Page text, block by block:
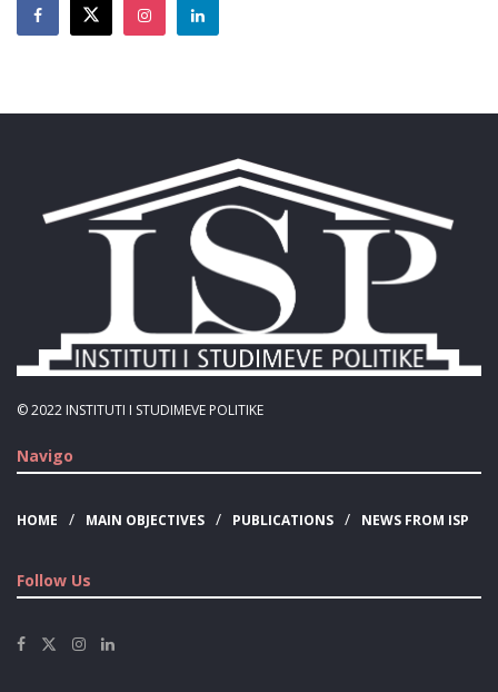
© 2022 INSTITUTI I STUDIMEVE POLITIKE
Navigo
HOME MAIN OBJECTIVES PUBLICATIONS NEWS FROM ISP
Follow Us